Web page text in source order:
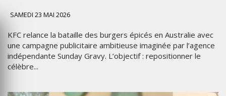
SAMEDI 23 MAI 2026
KFC relance la bataille des burgers épicés en Australie avec
une campagne publicitaire ambitieuse imaginée par l’agence
indépendante Sunday Gravy. L’objectif : repositionner le
célèbre...